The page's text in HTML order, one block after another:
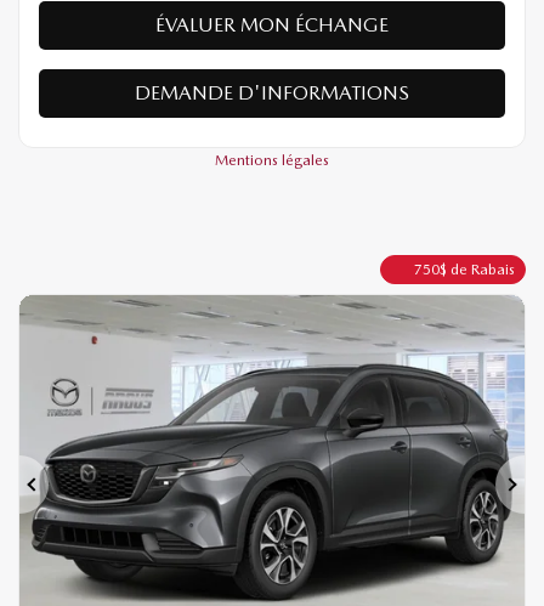
ÉVALUER MON ÉCHANGE
DEMANDE D'INFORMATIONS
Mentions légales
750$ de Rabais
Précédent